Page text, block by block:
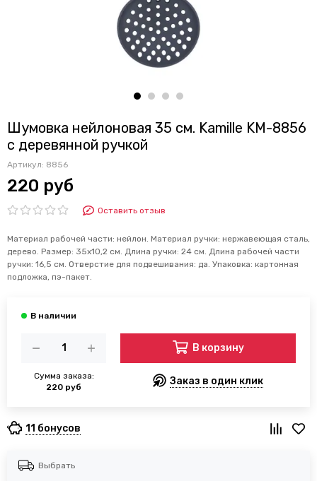
Шумовка нейлоновая 35 см. Kamille KM-8856
с деревянной ручкой
Артикул: 8856
220 руб
Оставить отзыв
Материал рабочей части: нейлон. Материал ручки: нержавеющая сталь,
дерево. Размер: 35х10,2 см. Длина ручки: 24 см. Длина рабочей части
ручки: 16,5 см. Отверстие для подвешивания: да. Упаковка: картонная
подложка, пэ-пакет.
Сумма заказа:
220 руб
В корзину
Заказ в один клик
11 бонусов
Выбрать